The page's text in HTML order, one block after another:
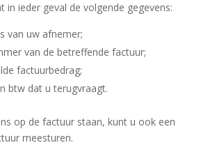
in ieder geval de volgende gegevens:
van uw afnemer;
van de betreffende factuur;
factuurbedrag;
btw dat u terugvraagt.
op de factuur staan, kunt u ook een
meesturen.